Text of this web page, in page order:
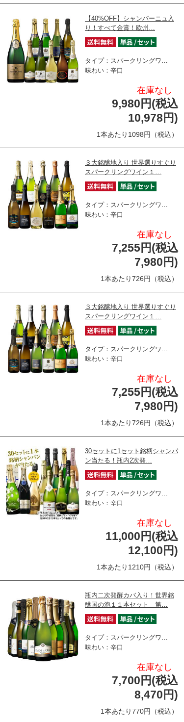
【40%OFF】シャンパーニュ入
り！すべて金賞！欧州…
タイプ：スパークリングワ…
味わい：辛口
在庫なし
9,980円(税込
10,978円)
1本あたり1098円（税込）
３大銘醸地入り 世界選りすぐり
スパークリングワイン１…
タイプ：スパークリングワ…
味わい：辛口
在庫なし
7,255円(税込
7,980円)
1本あたり726円（税込）
３大銘醸地入り 世界選りすぐり
スパークリングワイン１…
タイプ：スパークリングワ…
味わい：辛口
在庫なし
7,255円(税込
7,980円)
1本あたり726円（税込）
30セットに1セット銘柄シャンパ
ン当たる！瓶内2次発…
タイプ：スパークリングワ…
味わい：辛口
在庫なし
11,000円(税込
12,100円)
1本あたり1210円（税込）
瓶内二次発酵カバ入り！世界銘
醸国の泡１１本セット 第…
タイプ：スパークリングワ…
味わい：辛口
在庫なし
7,700円(税込
8,470円)
1本あたり770円（税込）